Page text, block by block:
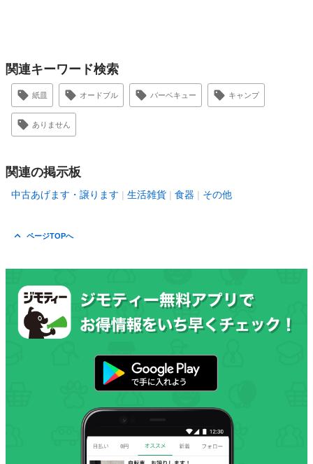
関連キーワード検索
紙皿 オードブル バーベキュー キャンプ
ありません
関連の掲示板
中古あげます・譲ります 生活雑貨 食器 その他
ページTOPへ